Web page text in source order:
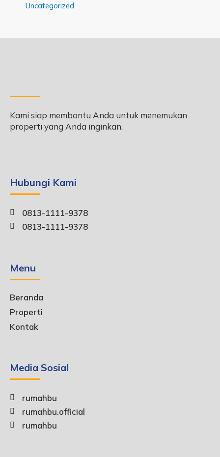
Uncategorized
Kami siap membantu Anda untuk menemukan
properti yang Anda inginkan.
Hubungi Kami
0813-1111-9378
0813-1111-9378
Menu
Beranda
Properti
Kontak
Media Sosial
rumahbu
rumahbu.official
rumahbu